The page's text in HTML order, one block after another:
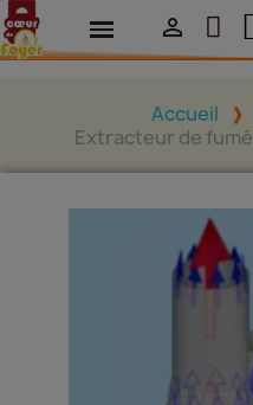

Accueil
Extracteur de